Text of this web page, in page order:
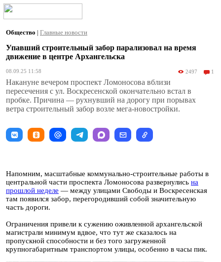
Общество | Главные новости
Упавший строительный забор парализовал на время
движение в центре Архангельска
08.09.25 11:58 2497 1
Накануне вечером проспект Ломоносова вблизи
пересечения с ул. Воскресенской окончательно встал в
пробке. Причина — рухнувший на дорогу при порывах
ветра строительный забор возле мега-новостройки.
Напомним, масштабные коммунально-строительные работы в
центральной части проспекта Ломоносова развернулись на
прошлой неделе — между улицами Свободы и Воскресенская
там появился забор, перегородивший собой значительную
часть дороги.
Ограничения привели к сужению оживленной архангельской
магистрали минимум вдвое, что тут же сказалось на
пропускной способности и без того загруженной
крупногабаритным транспортом улицы, особенно в часы пик.